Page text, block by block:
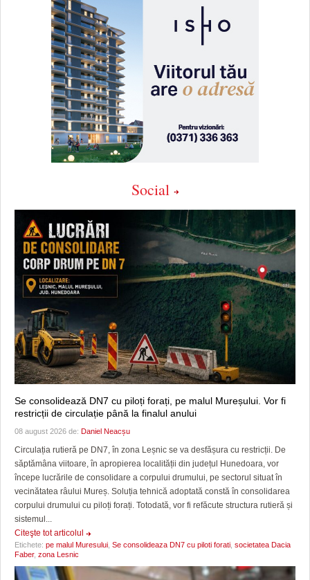
Social
Se consolidează DN7 cu piloți forați, pe malul Mureșului. Vor fi
restricții de circulație până la finalul anului
08 august 2026 de: Daniel Neacșu
Circulația rutieră pe DN7, în zona Leșnic se va desfășura cu restricții. De
săptămâna viitoare, în apropierea localității din județul Hunedoara, vor
începe lucrările de consolidare a corpului drumului, pe sectorul situat în
vecinătatea râului Mureș. Soluția tehnică adoptată constă în consolidarea
corpului drumului cu piloți forați. Totodată, vor fi refăcute structura rutieră și
sistemul...
Citeşte tot articolul
Etichete: pe malul Muresului, Se consolideaza DN7 cu piloti forati, societatea Dacia
Faber, zona Lesnic